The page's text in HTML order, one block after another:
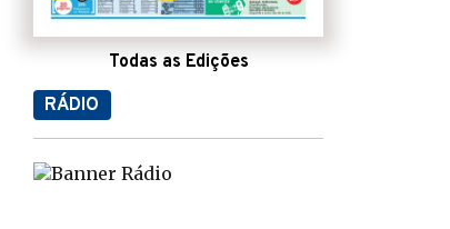
Todas as Edições
RÁDIO